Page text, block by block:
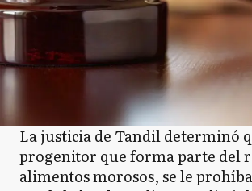
La justicia de Tandil determinó
progenitor que forma parte del
alimentos morosos, se le